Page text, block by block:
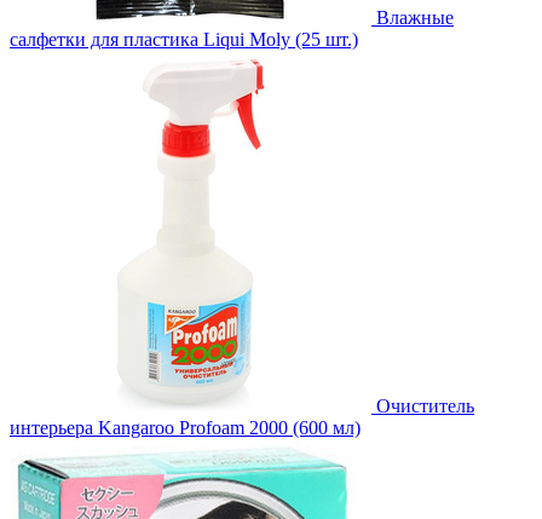
Влажные
салфетки для пластика Liqui Moly (25 шт.)
Очиститель
интерьера Kangaroo Profoam 2000 (600 мл)